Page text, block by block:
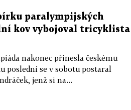
paralympijských
kov vybojoval tricyklista
nakonec přinesla českému
poslední se v sobotu postaral
jenž si na...